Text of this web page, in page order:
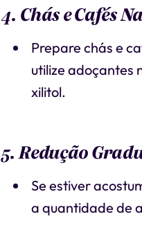
4. Chás e Cafés
Prepare chás e
utilize adoçantes
xilitol.
5. Redução
Se estiver
a quantidade de